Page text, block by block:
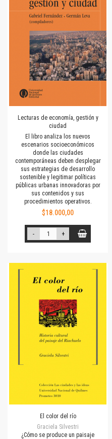
Lecturas de economía, gestión y
ciudad
El libro analiza los nuevos
escenarios socioeconómicos
donde las ciudades
contemporáneas deben desplegar
sus estrategias de desarrollo
sostenible y legitimar políticas
públicas urbanas innovadoras por
sus contenidos y sus
procedimientos operativos.
$18.000,00
- +
El color del río
Graciela Silvestri
¿Cómo se produce un paisaje